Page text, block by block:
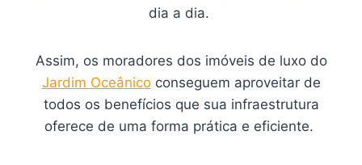
dia a dia.
Assim, os moradores dos imóveis de luxo do
Jardim Oceânicoconseguem aproveitar de
todos os benefícios que sua infraestrutura
oferece de uma forma prática e eficiente.